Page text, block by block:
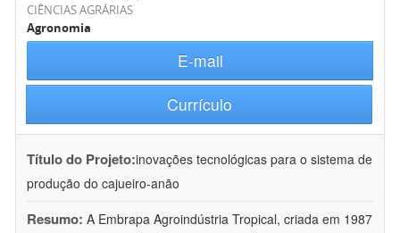
CIÊNCIAS AGRÁRIAS
Agronomia
E-mail
Currículo
Título do Projeto:inovações tecnológicas para o sistema de
produção do cajueiro-anão
Resumo: A Embrapa Agroindústria Tropical, criada em 1987